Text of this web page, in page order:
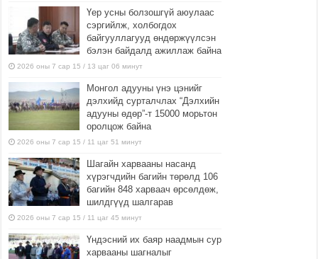
Үер усны болзошгүй аюулаас
сэргийлж, холбогдох
байгууллагууд өндөржүүлсэн
бэлэн байдалд ажиллаж байна
2026 оны 7 сар 15 / 13 цаг 06 минут
Монгол адууны үнэ цэнийг
дэлхийд сурталчлах “Дэлхийн
адууны өдөр”-т 15000 морьтон
оролцож байна
2026 оны 7 сар 15 / 11 цаг 51 минут
Шагайн харвааны насанд
хүрэгчдийн багийн төрөлд 106
багийн 848 харваач өрсөлдөж,
шилдгүүд шалгарав
2026 оны 7 сар 15 / 11 цаг 45 минут
Үндэсний их баяр наадмын сур
харвааны шагналыг